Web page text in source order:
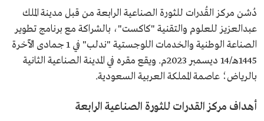
دُشن مركز القُدرات للثورة الصناعية الرابعة من قبل مدينة الملك
عبدالعزيز للعلوم والتقنية "كاكست"، بالشراكة مع برنامج تطوير
الصناعة الوطنية والخدمات اللوجستية "ندلب" في 1 جمادى الآخرة
1445هـ/14 ديسمبر 2023م. ويقع مقره في المدينة الصناعية الثانية
بالرياض؛ عاصمة المملكة العربية السعودية.
أهداف مركز القدرات للثورة الصناعية الرابعة